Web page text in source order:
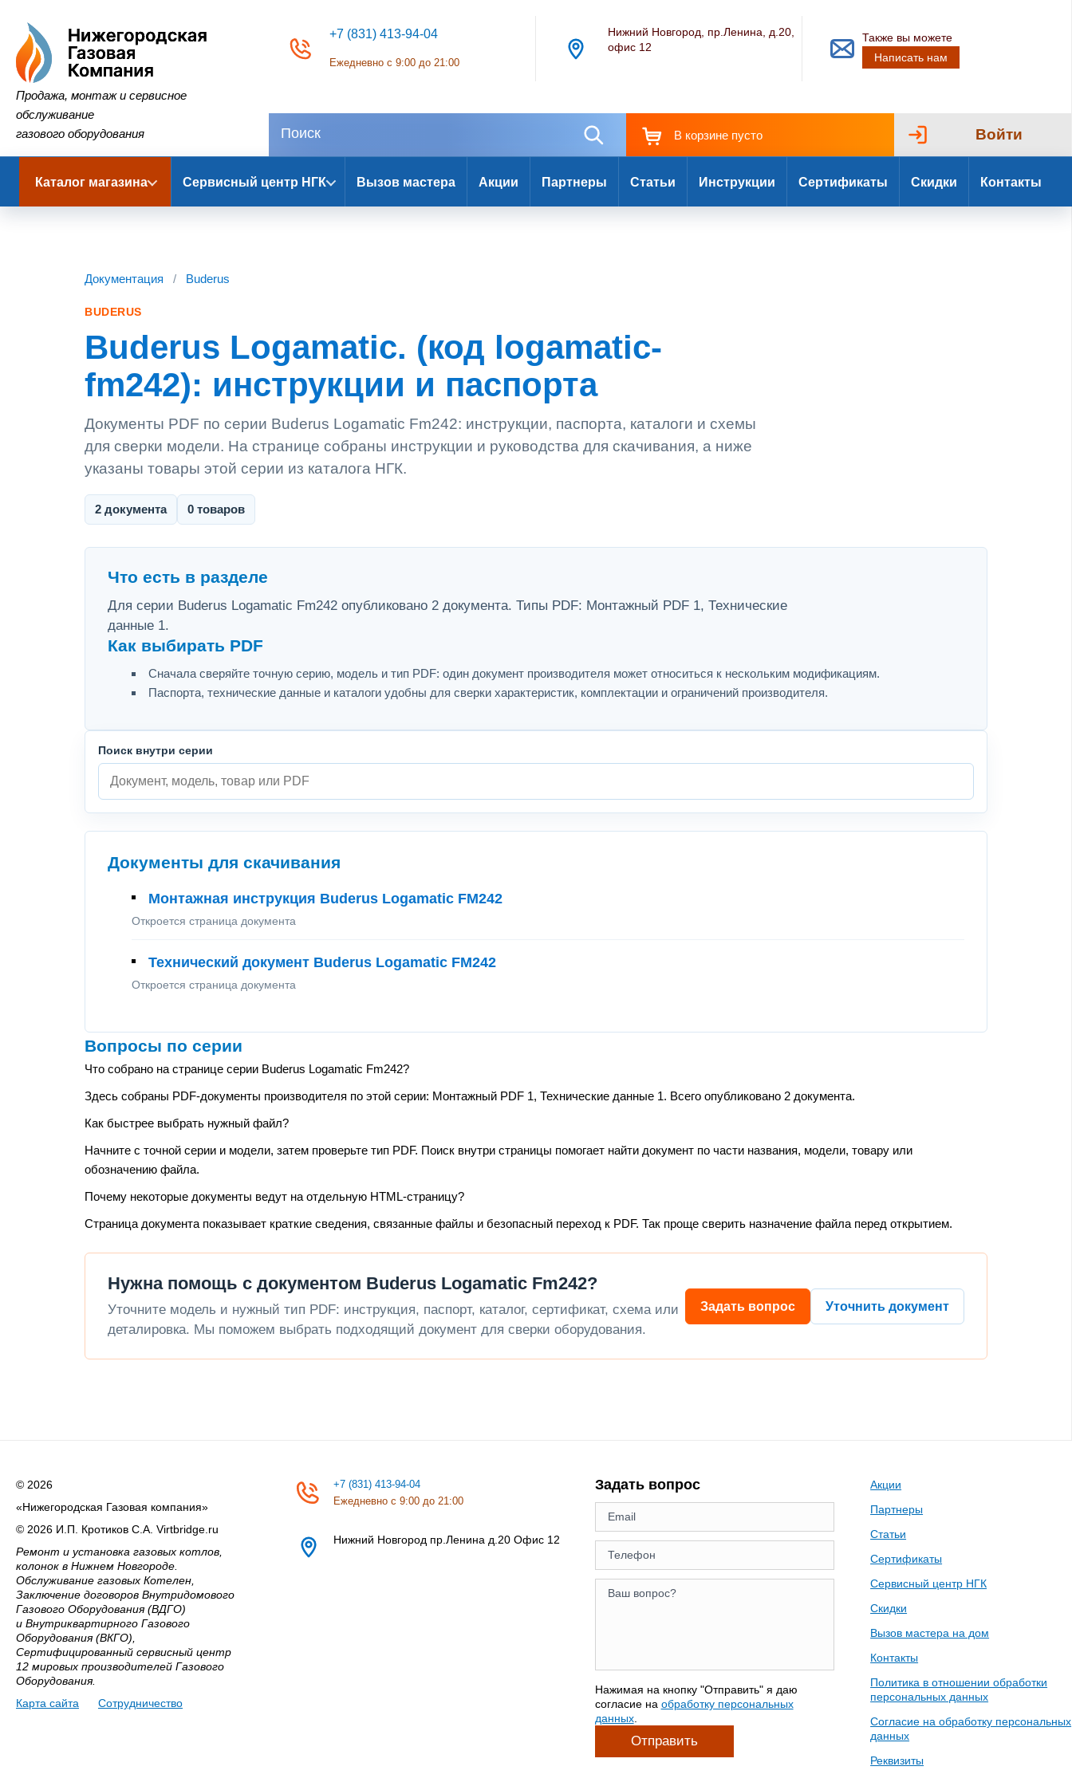
Нижегородская Газовая Компания
Продажа, монтаж и сервисное
обслуживание
газового оборудования
+7 (831) 413-94-04
Ежедневно с 9:00 до 21:00
Нижний Новгород, пр.Ленина, д.20,
офис 12
Также вы можете
Написать нам
В корзине пусто Войти
Каталог магазина Сервисный центр НГК Вызов мастера Акции Партнеры Статьи Инструкции Сертификаты Скидки Контакты
Документация / Buderus
BUDERUS
Buderus Logamatic. (код logamatic-
fm242): инструкции и паспорта
Документы PDF по серии Buderus Logamatic Fm242: инструкции, паспорта, каталоги и схемы
для сверки модели. На странице собраны инструкции и руководства для скачивания, а ниже
указаны товары этой серии из каталога НГК.
2 документа 0 товаров
Что есть в разделе
Для серии Buderus Logamatic Fm242 опубликовано 2 документа. Типы PDF: Монтажный PDF 1, Технические
данные 1.
Как выбирать PDF
Сначала сверяйте точную серию, модель и тип PDF: один документ производителя может относиться к нескольким модификациям.
Паспорта, технические данные и каталоги удобны для сверки характеристик, комплектации и ограничений производителя.
Поиск внутри серии
Документы для скачивания
Монтажная инструкция Buderus Logamatic FM242
Откроется страница документа
Технический документ Buderus Logamatic FM242
Откроется страница документа
Вопросы по серии
Что собрано на странице серии Buderus Logamatic Fm242?
Здесь собраны PDF-документы производителя по этой серии: Монтажный PDF 1, Технические данные 1. Всего опубликовано 2 документа.
Как быстрее выбрать нужный файл?
Начните с точной серии и модели, затем проверьте тип PDF. Поиск внутри страницы помогает найти документ по части названия, модели, товару или
обозначению файла.
Почему некоторые документы ведут на отдельную HTML-страницу?
Страница документа показывает краткие сведения, связанные файлы и безопасный переход к PDF. Так проще сверить назначение файла перед открытием.
Нужна помощь с документом Buderus Logamatic Fm242?
Уточните модель и нужный тип PDF: инструкция, паспорт, каталог, сертификат, схема или
деталировка. Мы поможем выбрать подходящий документ для сверки оборудования.
Задать вопрос Уточнить документ
© 2026
«Нижегородская Газовая компания»
© 2026 И.П. Кротиков С.А. Virtbridge.ru
Ремонт и установка газовых котлов,
колонок в Нижнем Новгороде.
Обслуживание газовых Котелен,
Заключение договоров Внутридомового
Газового Оборудования (ВДГО)
и Внутриквартирного Газового
Оборудования (ВКГО),
Сертифицированный сервисный центр
12 мировых производителей Газового
Оборудования.
Карта сайта
Сотрудничество
+7 (831) 413-94-04
Ежедневно с 9:00 до 21:00
Нижний Новгород пр.Ленина д.20 Офис 12
Задать вопрос
Нажимая на кнопку "Отправить" я даю
согласие на обработку персональных
данных.
Отправить
Акции
Партнеры
Статьи
Сертификаты
Сервисный центр НГК
Скидки
Вызов мастера на дом
Контакты
Политика в отношении обработки
персональных данных
Согласие на обработку персональных
данных
Реквизиты